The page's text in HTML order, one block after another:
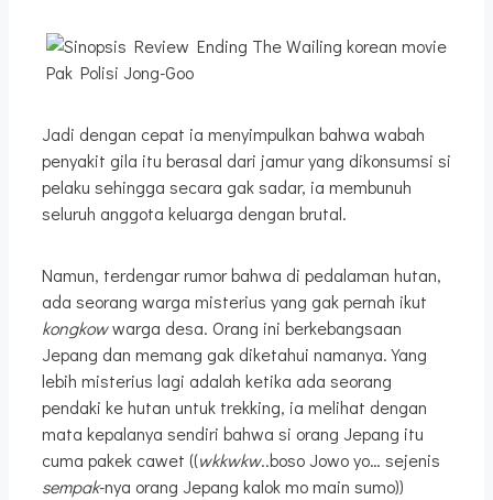
Pak Polisi Jong-Goo
Jadi dengan cepat ia menyimpulkan bahwa wabah
penyakit gila itu berasal dari jamur yang dikonsumsi si
pelaku sehingga secara gak sadar, ia membunuh
seluruh anggota keluarga dengan brutal.
Namun, terdengar rumor bahwa di pedalaman hutan,
ada seorang warga misterius yang gak pernah ikut
kongkowwarga desa. Orang ini berkebangsaan
Jepang dan memang gak diketahui namanya. Yang
lebih misterius lagi adalah ketika ada seorang
pendaki ke hutan untuk trekking, ia melihat dengan
mata kepalanya sendiri bahwa si orang Jepang itu
cuma pakek cawet ((wkkwkw..boso Jowo yo… sejenis
sempak-nya orang Jepang kalok mo main sumo))